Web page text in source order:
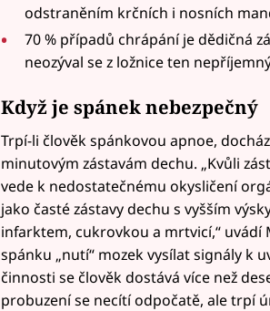
odstraněním krčních i nosních
70 % případů chrápání je dědičná
neozýval se z ložnice ten
Když je spánek nebezpečný
Trpí-li člověk spánkovou apnoe,
minutovým zástavám dechu. „Kvůli
vede k nedostatečnému okysličení
jako časté zástavy dechu s vyšším
infarktem, cukrovkou a mrtvicí,“ uvádí
spánku „nutí“ mozek vysílat signály k
činnosti se člověk dostává více než
probuzení se necítí odpočatě, ale trpí